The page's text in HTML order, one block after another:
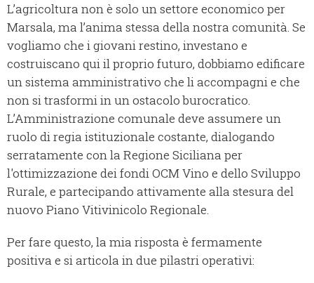
L’agricoltura non è solo un settore economico per
Marsala, ma l’anima stessa della nostra comunità. Se
vogliamo che i giovani restino, investano e
costruiscano qui il proprio futuro, dobbiamo edificare
un sistema amministrativo che li accompagni e che
non si trasformi in un ostacolo burocratico.
L’Amministrazione comunale deve assumere un
ruolo di regia istituzionale costante, dialogando
serratamente con la Regione Siciliana per
l'ottimizzazione dei fondi OCM Vino e dello Sviluppo
Rurale, e partecipando attivamente alla stesura del
nuovo Piano Vitivinicolo Regionale.
Per fare questo, la mia risposta è fermamente
positiva e si articola in due pilastri operativi: